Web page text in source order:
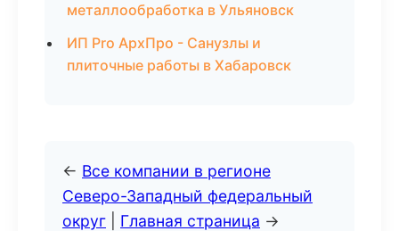
металлообработка в Ульяновск
ИП Pro АрхПро - Санузлы и
плиточные работы в Хабаровск
← Все компании в регионе
Северо-Западный федеральный
округ
Главная страница →